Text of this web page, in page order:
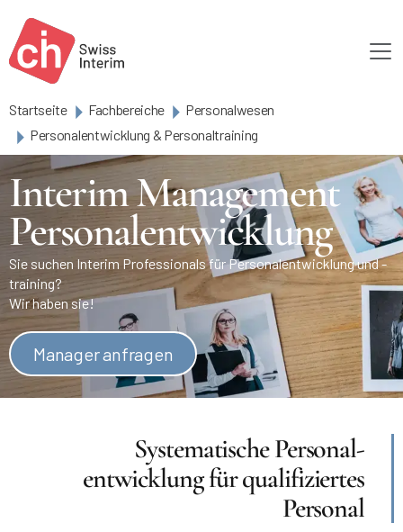
Startseite Fachbereiche
Personalwesen
Personalentwicklung & Personaltraining
Interim Management
Personalentwicklung
Sie suchen Interim Professionals für Personalentwicklung und -
training?
Wir haben sie!
Manager anfragen
Systematische Personal-
entwicklung für qualifiziertes
Personal